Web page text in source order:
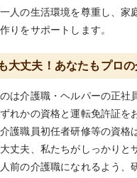
人の生活環境を尊重し、家
りをサポートします。
大丈夫！あなたもプロ
は介護職・ヘルパーの正社
れかの資格と運転免許証を
護職員初任者研修等の資格
丈夫、私たちがしっかりと
前の介護職になれるよう、